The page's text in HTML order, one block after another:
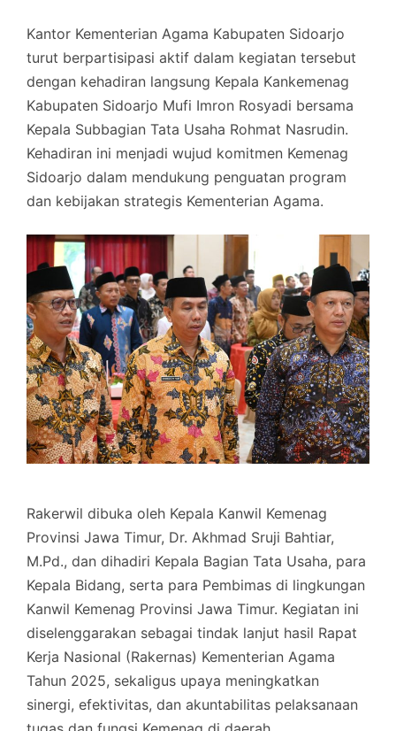
Kantor Kementerian Agama Kabupaten Sidoarjo
turut berpartisipasi aktif dalam kegiatan tersebut
dengan kehadiran langsung Kepala Kankemenag
Kabupaten Sidoarjo Mufi Imron Rosyadi bersama
Kepala Subbagian Tata Usaha Rohmat Nasrudin.
Kehadiran ini menjadi wujud komitmen Kemenag
Sidoarjo dalam mendukung penguatan program
dan kebijakan strategis Kementerian Agama.
Rakerwil dibuka oleh Kepala Kanwil Kemenag
Provinsi Jawa Timur, Dr. Akhmad Sruji Bahtiar,
M.Pd., dan dihadiri Kepala Bagian Tata Usaha, para
Kepala Bidang, serta para Pembimas di lingkungan
Kanwil Kemenag Provinsi Jawa Timur. Kegiatan ini
diselenggarakan sebagai tindak lanjut hasil Rapat
Kerja Nasional (Rakernas) Kementerian Agama
Tahun 2025, sekaligus upaya meningkatkan
sinergi, efektivitas, dan akuntabilitas pelaksanaan